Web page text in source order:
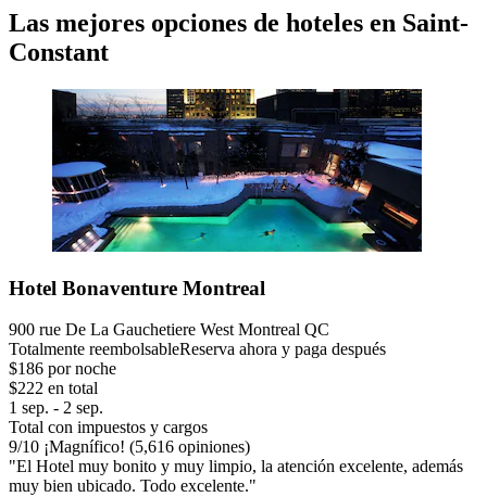
Las mejores opciones de hoteles en Saint-
Constant
Hotel Bonaventure Montreal
900 rue De La Gauchetiere West Montreal QC
Totalmente reembolsableReserva ahora y paga después
$186 por noche
$222 en total
1 sep. - 2 sep.
Total con impuestos y cargos
9/10 ¡Magnífico! (5,616 opiniones)
"El Hotel muy bonito y muy limpio, la atención excelente, además
muy bien ubicado. Todo excelente."